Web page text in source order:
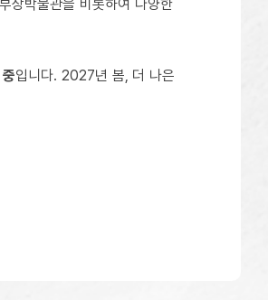
상박물관을 비롯하여 다양한
입니다. 2027년 봄, 더 나은